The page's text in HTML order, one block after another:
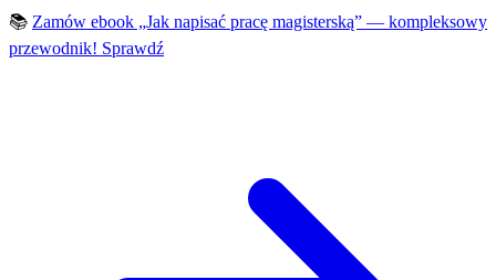
📚 Zamów ebook „Jak napisać pracę magisterską” — kompleksowy
przewodnik! Sprawdź